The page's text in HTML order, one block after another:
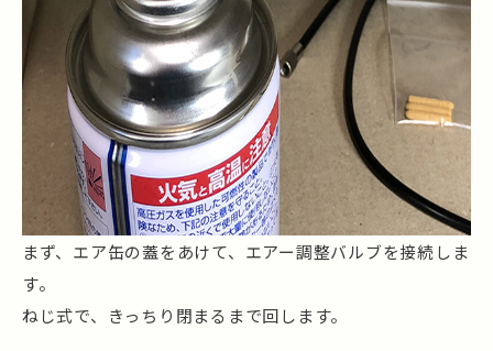
まず、エア缶の蓋をあけて、エアー調整バルブを接続しま
す。
ねじ式で、きっちり閉まるまで回します。